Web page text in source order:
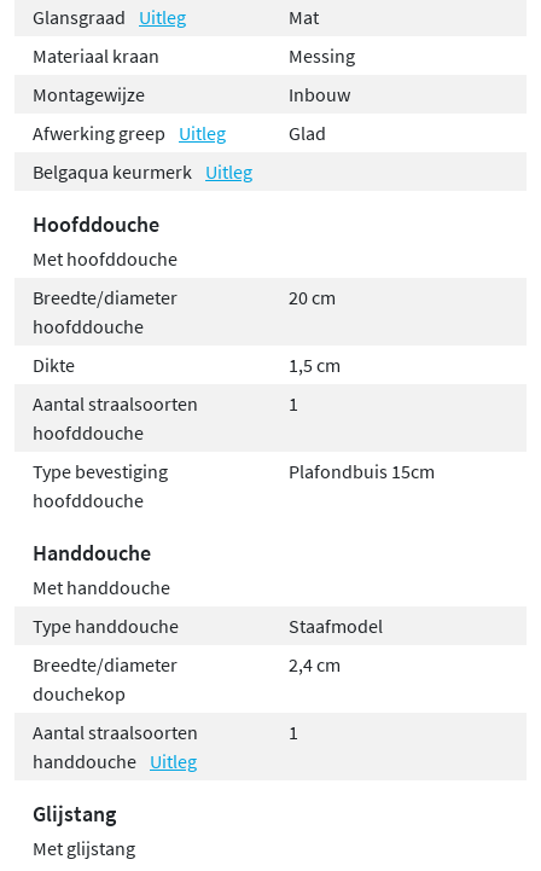
Glansgraad Uitleg
Mat
Materiaal kraan
Messing
Montagewijze
Inbouw
Afwerking greep
Uitleg
Glad
Belgaqua keurmerk
Uitleg
Hoofddouche
Met hoofddouche
Breedte/diameter
hoofddouche
20 cm
Dikte
1,5 cm
Aantal straalsoorten
hoofddouche
1
Type bevestiging
hoofddouche
Plafondbuis 15cm
Handdouche
Met handdouche
Type handdouche
Staafmodel
Breedte/diameter
douchekop
2,4 cm
Aantal straalsoorten
handdouche Uitleg
1
Glijstang
Met glijstang